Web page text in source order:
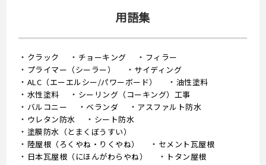
用語集
クラック チョーキング
フィラー
プライマー（シーラー）
サイディング
ALC（エーエルシー/パワーボード）
油性塗料
水性塗料
シーリング（コーキング）工事
バルコニー
ベランダ
アスファルト防水
ウレタン防水
シート防水
塗膜防水（とまくぼうすい）
陸屋根（ろくやね・りくやね）
セメント瓦屋根
日本瓦屋根（にほんがわらやね）
トタン屋根